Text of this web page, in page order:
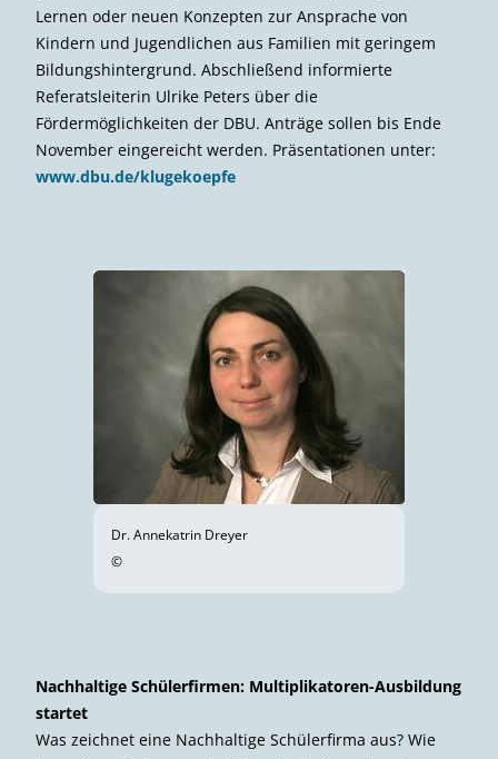
Lernen oder neuen Konzepten zur Ansprache von
Kindern und Jugendlichen aus Familien mit geringem
Bildungshintergrund. Abschließend informierte
Referatsleiterin Ulrike Peters über die
Fördermöglichkeiten der DBU. Anträge sollen bis Ende
November eingereicht werden. Präsentationen unter:
www.dbu.de/klugekoepfe
Dr. Annekatrin Dreyer
©
Nachhaltige Schülerfirmen: Multiplikatoren-Ausbildung
startet
Was zeichnet eine Nachhaltige Schülerfirma aus? Wie